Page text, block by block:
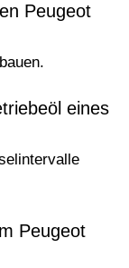
Peugeot
eines
Peugeot